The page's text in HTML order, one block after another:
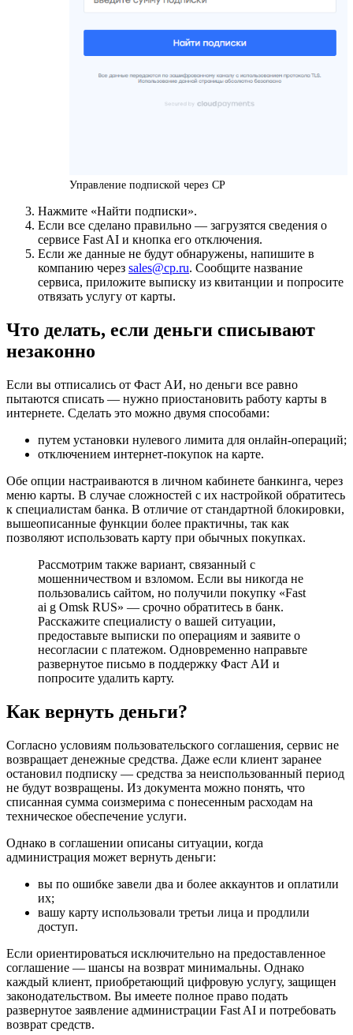
Управление подпиской через CP
Нажмите «Найти подписки».
Если все сделано правильно — загрузятся сведения о
сервисе Fast AI и кнопка его отключения.
Если же данные не будут обнаружены, напишите в
компанию через sales@cp.ru. Сообщите название
сервиса, приложите выписку из квитанции и попросите
отвязать услугу от карты.
Что делать, если деньги списывают
незаконно
Если вы отписались от Фаст АИ, но деньги все равно
пытаются списать — нужно приостановить работу карты в
интернете. Сделать это можно двумя способами:
путем установки нулевого лимита для онлайн-операций;
отключением интернет-покупок на карте.
Обе опции настраиваются в личном кабинете банкинга, через
меню карты. В случае сложностей с их настройкой обратитесь
к специалистам банка. В отличие от стандартной блокировки,
вышеописанные функции более практичны, так как
позволяют использовать карту при обычных покупках.
Рассмотрим также вариант, связанный с
мошенничеством и взломом. Если вы никогда не
пользовались сайтом, но получили покупку «Fast
ai g Omsk RUS» — срочно обратитесь в банк.
Расскажите специалисту о вашей ситуации,
предоставьте выписки по операциям и заявите о
несогласии с платежом. Одновременно направьте
развернутое письмо в поддержку Фаст АИ и
попросите удалить карту.
Как вернуть деньги?
Согласно условиям пользовательского соглашения, сервис не
возвращает денежные средства. Даже если клиент заранее
остановил подписку — средства за неиспользованный период
не будут возвращены. Из документа можно понять, что
списанная сумма соизмерима с понесенным расходам на
техническое обеспечение услуги.
Однако в соглашении описаны ситуации, когда
администрация может вернуть деньги:
вы по ошибке завели два и более аккаунтов и оплатили
их;
вашу карту использовали третьи лица и продлили
доступ.
Если ориентироваться исключительно на предоставленное
соглашение — шансы на возврат минимальны. Однако
каждый клиент, приобретающий цифровую услугу, защищен
законодательством. Вы имеете полное право подать
развернутое заявление администрации Fast AI и потребовать
возврат средств.